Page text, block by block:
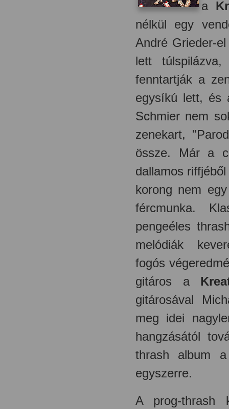
a
nélkül egy
André Grieder-
lett
fenntartják a
egysíkú lett, és
Schmier nem
zenekart,
össze. Már a
dallamos
korong nem
fércmunka.
pengeéles
melódiák
fogós
gitáros a
gitárosával
meg idei
hangzásától
thrash album
egyszerre.
A prog-thrash